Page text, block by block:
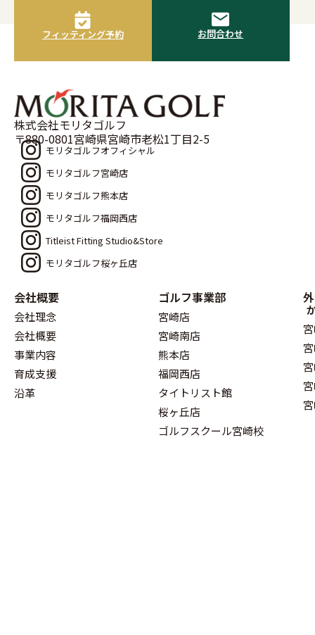
フィッティング予約 お問合わせ
株式会社モリタゴルフ
〒880-0801宮崎県宮崎市老松1丁目2-5
モリタゴルフオフィシャル
モリタゴルフ宮崎店
モリタゴルフ熊本店
モリタゴルフ福岡西店
Titleist Fitting Studio&Store
モリタゴルフ桜ヶ丘店
会社概要
会社理念
会社概要
事業内容
育成支援
沿革
ゴルフ事業部
宮崎店
宮崎南店
熊本店
福岡西店
タイトリスト館
桜ヶ丘店
ゴルフスクール宮崎校